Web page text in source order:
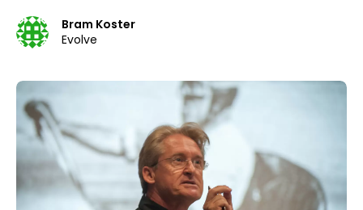
Bram Koster
Evolve